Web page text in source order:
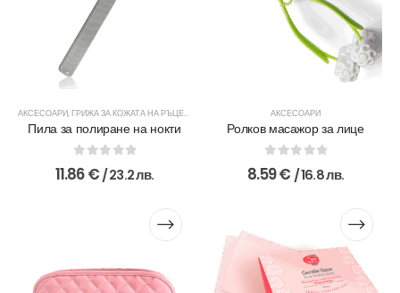
АКСЕСОАРИ,ГРИЖА ЗА КОЖАТА НА РЪЦЕТЕ
Пила за полиране на нокти
0out of 5
11.86€ / 23.2 лв.
АКСЕСОАРИ
Ролков масажор за лице
0out of 5
8.59€ / 16.8 лв.